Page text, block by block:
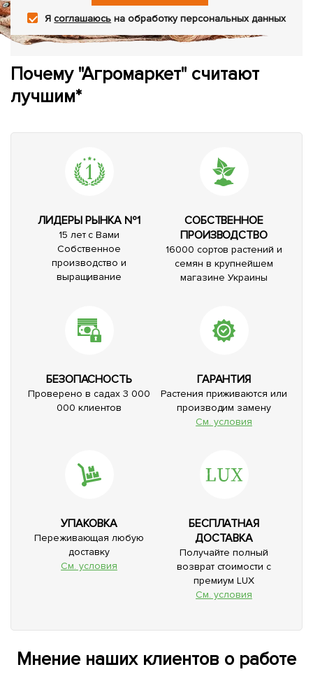
Ясоглашаюсь на обработку персональных данных
Почему "Агромаркет" считают
лучшим*
ЛИДЕРЫ РЫНКА №1
15 лет с Вами
Собственное
производство и
выращивание
СОБСТВЕННОЕ
ПРОИЗВОДСТВО
16000 сортов растений и
семян в крупнейшем
магазине Украины
БЕЗОПАСНОСТЬ
Проверено в садах 3 000
000 клиентов
ГАРАНТИЯ
Растения приживаются или
производим замену
См. условия
УПАКОВКА
Переживающая любую
доставку
См. условия
БЕСПЛАТНАЯ
ДОСТАВКА
Получайте полный
возврат стоимости с
премиум LUX
См. условия
Мнение наших клиентов о работе